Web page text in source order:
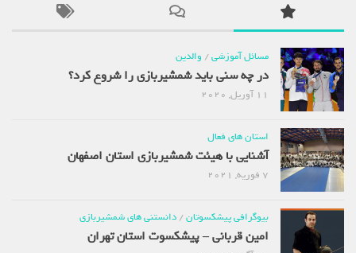
مسائل آموزشی/والدین
در چه سنی باید شمشیربازی را شروع کرد؟
استان های فعال
آشنایی با هیئت شمشیربازی استان اصفهان
بیوگرافی پیشکسوتان/دانستنی های شمشیربازی
امین قربانی – پیشکسوت استان تهران